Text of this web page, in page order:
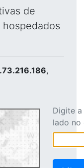
de
,
Digite
lado no